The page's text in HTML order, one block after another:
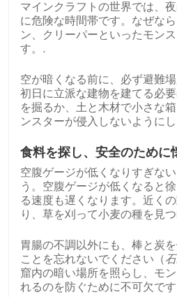
マインクラフトの世界では、
に危険な時間帯です。なぜな
ン、クリーパーといったモン
す。.
空が暗くなる前に、必ず避難
初日に立派な建物を建てる必
を掘るか、土と木材で小さな
ンスターが侵入しないように
食料を探し、安全のために
空腹ゲージが低くなりすぎな
う。空腹ゲージが低くなると
る速度も遅くなります。近く
り、草を刈って小麦の種を見
胃腸の不調以外にも、棒と炭
ことを忘れないでください（
窟内の暗い場所を照らし、モ
れるのを防ぐために不可欠で